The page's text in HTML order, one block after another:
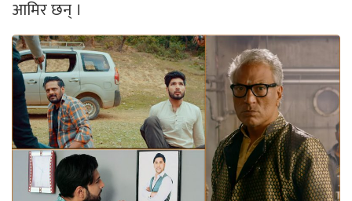
आमिर छन् ।